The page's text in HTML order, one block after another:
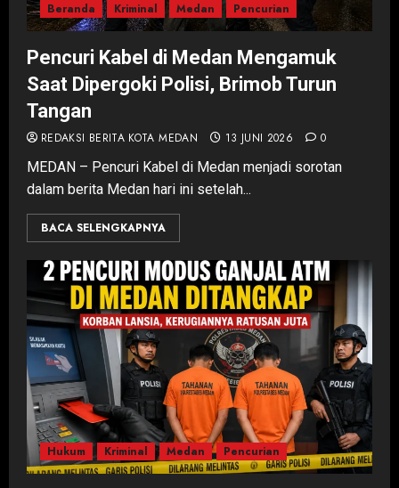
Beranda Kriminal Medan Pencurian
Pencuri Kabel di Medan Mengamuk
Saat Dipergoki Polisi, Brimob Turun
Tangan
REDAKSI BERITA KOTA MEDAN 13 JUNI 2026 0
MEDAN – Pencuri Kabel di Medan menjadi sorotan
dalam berita Medan hari ini setelah...
BACA SELENGKAPNYA
Hukum Kriminal Medan Pencurian